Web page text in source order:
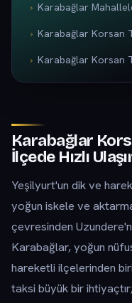
Karabağlar
Karabağlar Korsan
Karabağlar Korsan
Karabağlar
İlçede Hızlı
Yeşilyurt'un dik ve
yoğun iskele ve
çevresinden
Karabağlar, yoğun
hareketli ilçelerinden
taksi büyük bir